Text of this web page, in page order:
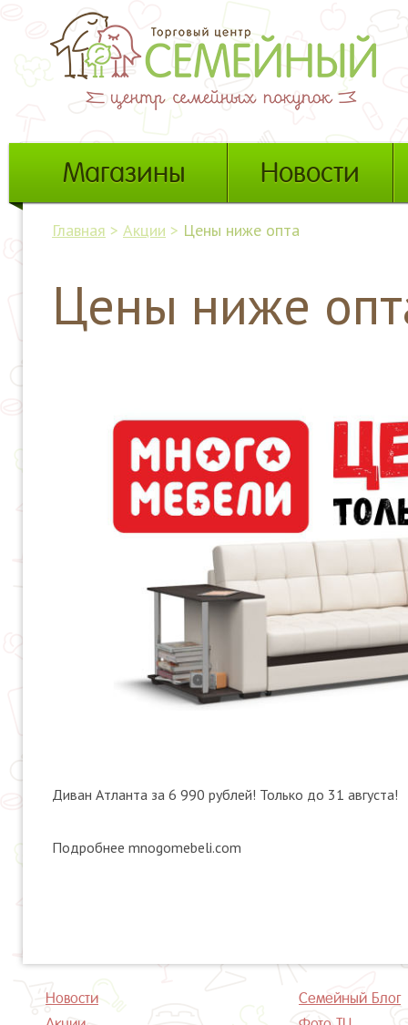
Магазины Новости
Главная > Акции > Цены ниже опта
Цены ниже
Диван Атланта за 6 990 рублей! Только до 31 августа!
Подробнее mnogomebeli.com
Новости
Семейный Блог